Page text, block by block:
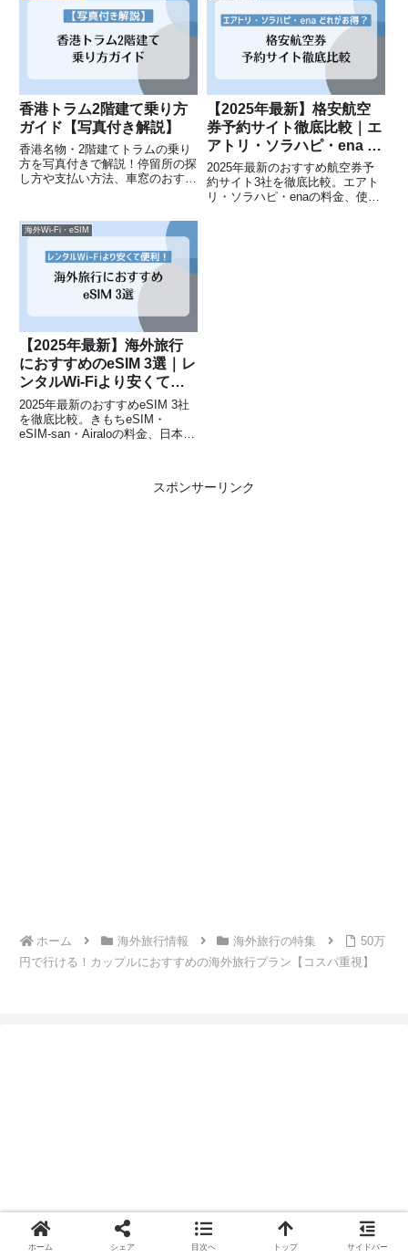
香港トラム2階建て乗り方
ガイド【写真付き解説】
香港名物・2階建てトラムの乗り
方を写真付きで解説！停留所の探
し方や支払い方法、車窓のおすす
【2025年最新】格安航空
券予約サイト徹底比較｜エ
アトリ・ソラハピ・ena ど
れがお得？
2025年最新のおすすめ航空券予
約サイト3社を徹底比較。エアト
リ・ソラハピ・enaの料金、使い
海外Wi-Fi・eSIM
【2025年最新】海外旅行
におすすめのeSIM 3選｜レ
ンタルWi-Fiより安くて便
利！
2025年最新のおすすめeSIM 3社
を徹底比較。きもちeSIM・
eSIM-san・Airaloの料金、日本語
す。初めての方も安心の完全ガイスポンサーリンク
ホーム 海外旅行情報 海外旅行の特集
50万
円で行ける！カップルにおすすめの海外旅行プラン【コスパ重視】
ホーム シェア 目次へ トップ サイドバー